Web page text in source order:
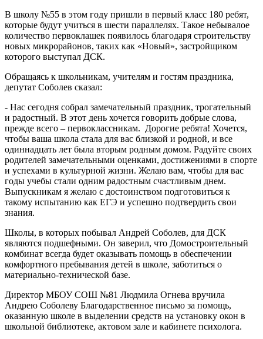
В школу №55 в этом году пришли в первый класс 180 ребят,
которые будут учиться в шести параллелях. Такое небывалое
количество первоклашек появилось благодаря строительству
новых микрорайонов, таких как «Новый», застройщиком
которого выступал ДСК.
Обращаясь к школьникам, учителям и гостям праздника,
депутат Соболев сказал:
- Нас сегодня собрал замечательный праздник, трогательный
и радостный. В этот день хочется говорить добрые слова,
прежде всего – первоклассникам. Дорогие ребята! Хочется,
чтобы ваша школа стала для вас близкой и родной, и все
одиннадцать лет была вторым родным домом. Радуйте своих
родителей замечательными оценками, достижениями в спорте
и успехами в культурной жизни. Желаю вам, чтобы для вас
годы учебы стали одним радостным счастливым днем.
Выпускникам я желаю с достоинством подготовиться к
такому испытанию как ЕГЭ и успешно подтвердить свои
знания.
Школы, в которых побывал Андрей Соболев, для ДСК
являются подшефными. Он заверил, что Домостроительный
комбинат всегда будет оказывать помощь в обеспечении
комфортного пребывания детей в школе, заботиться о
материально-технической базе.
Директор МБОУ СОШ №81 Людмила Огнева вручила
Андрею Соболеву Благодарственное письмо за помощь,
оказанную школе в выделении средств на установку окон в
школьной библиотеке, актовом зале и кабинете психолога.